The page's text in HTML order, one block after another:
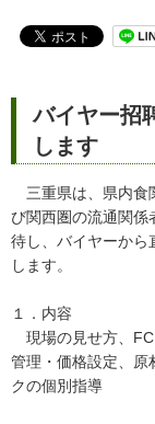
バイヤー招
します
三重県は、県内食
び関西圏の流通関係
待し、バイヤーから
します。
１．内容
現場の見せ方、
管理・価格設定、原
クの個別指導